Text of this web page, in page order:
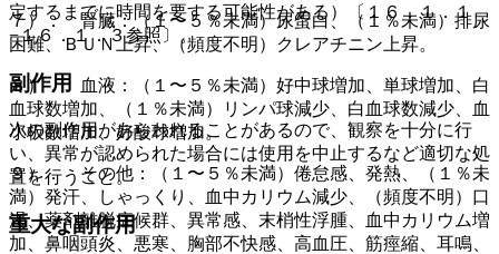
７）． 腎臓：（１〜５％未満）尿蛋白、（１％未満）排尿
困難、ＢＵＮ上昇、（頻度不明）クレアチニン上昇。
８）． 血液：（１〜５％未満）好中球増加、単球増加、白
血球数増加、（１％未満）リンパ球減少、白血球数減少、血
小板数増加、好酸球増加。
９）． その他：（１〜５％未満）倦怠感、発熱、（１％未
満）発汗、しゃっくり、血中カリウム減少、（頻度不明）口
渇、薬剤離脱症候群、異常感、末梢性浮腫、血中カリウム増
加、鼻咽頭炎、悪寒、胸部不快感、高血圧、筋痙縮、耳鳴、
定するまでに時間を要する可能性がある）〔１６．１．１
−１６．１．３参照〕。
副作用
次の副作用があらわれることがあるので、観察を十分に行
い、異常が認められた場合には使用を中止するなど適切な処
置を行うこと。
重大な副作用